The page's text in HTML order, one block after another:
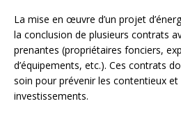
La mise en œuvre d’un projet
la conclusion de plusieurs contrats
prenantes (propriétaires fonciers,
d’équipements, etc.). Ces contrats
soin pour prévenir les contentieux et
investissements.